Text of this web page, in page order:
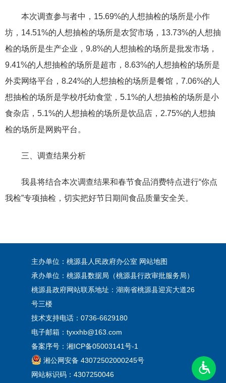
本次调查参与者中，15.69%的人想抽检的场所是小作
坊，14.51%的人想抽检的场所是农贸市场，13.73%的人想抽
检的场所是生产企业，9.8%的人想抽检的场所是批发市场，
9.41%的人想抽检的场所是超市，8.63%的人想抽检的场所是
外卖网络平台，8.24%的人想抽检的场所是餐馆，7.06%的人
想抽检的场所是学校/托幼食堂，5.1%的人想抽检的场所是小
食杂店，5.1%的人想抽检的场所是饮品店，2.75%的人想抽
检的场所是网购平台。
三、调查结果分析
我县将结合本次调查结果和春节食品消费特点进行“你点
我检”专项抽检，切实把好节日期间食品质量安全关。
主办单位：桃源县人民政府办公室 网站地图
承办单位：桃源县数据局（桃源县行政审批服务局）
桃源县政府网站联系地址：湖南省桃源县迎宾大道26
号三楼
技术支持电话：0736-6629180
电子邮箱：tyxxhb@163.com
备案序号： 湘ICP备05003141号-1
湘公网安备 43072502000245号
网站标识码：4307250046